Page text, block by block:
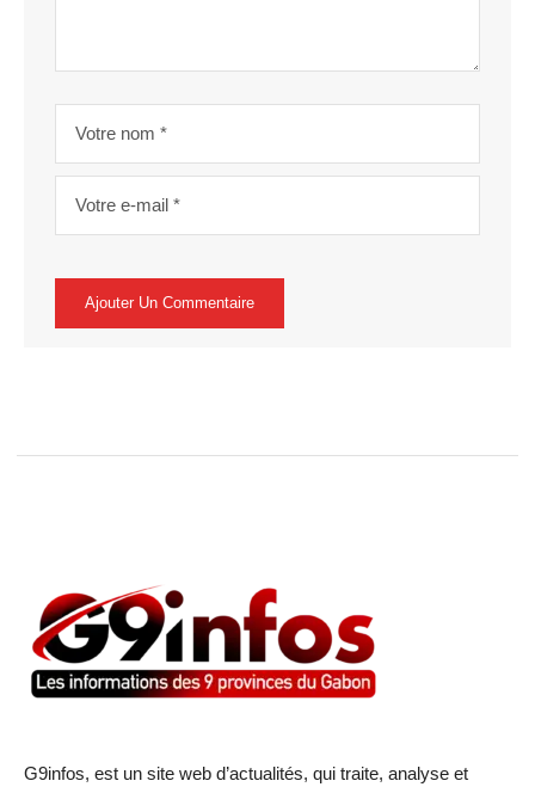
G9infos, est un site web d’actualités, qui traite, analyse et